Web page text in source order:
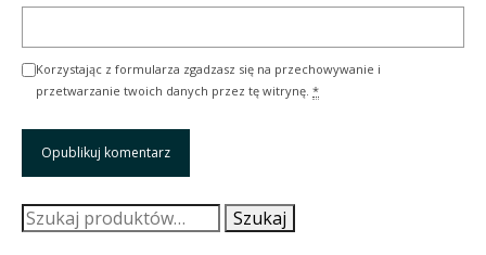
Korzystając z formularza zgadzasz się na przechowywanie i
przetwarzanie twoich danych przez tę witrynę. *
Szukaj: Szukaj